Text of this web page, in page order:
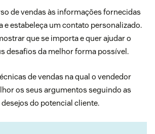
de vendas às informações fornecidas
e estabeleça um contato personalizado.
que se importa e quer ajudar o
desafios da melhor forma possível.
de vendas na qual o vendedor
os seus argumentos seguindo as
do potencial cliente.